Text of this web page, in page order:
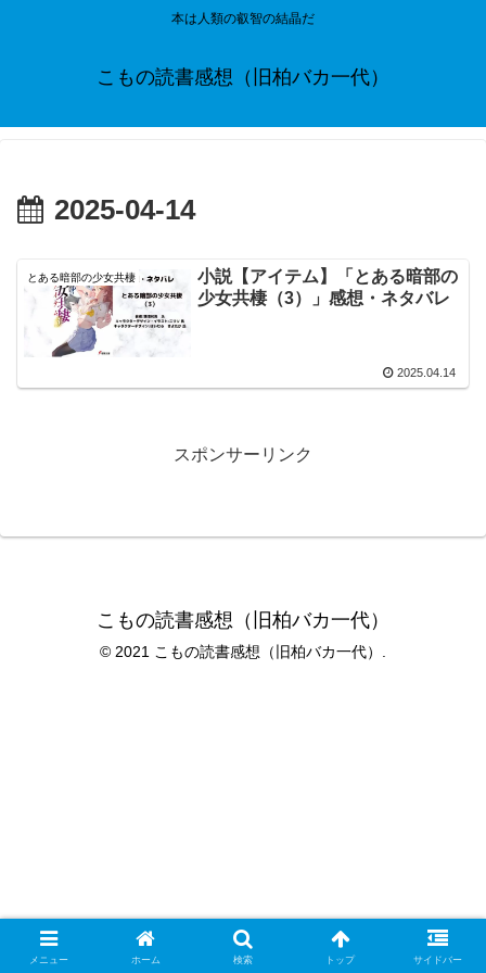
本は人類の叡智の結晶だ
こもの読書感想（旧柏バカ一代）
2025-04-14
とある暗部の少女共棲
小説【アイテム】「とある暗部の
少女共棲（3）」感想・ネタバレ
2025.04.14
スポンサーリンク
こもの読書感想（旧柏バカ一代）
© 2021 こもの読書感想（旧柏バカ一代）.
メニュー ホーム 検索 トップ サイドバー